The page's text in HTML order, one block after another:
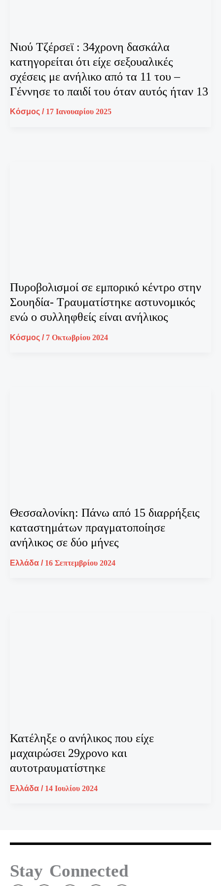
Νιού Τζέρσεϊ : 34χρονη δασκάλα
κατηγορείται ότι είχε σεξουαλικές
σχέσεις με ανήλικο από τα 11 του –
Γέννησε το παιδί του όταν αυτός ήταν 13
Κόσμος / 17 Ιανουαρίου 2025
Πυροβολισμοί σε εμπορικό κέντρο στην
Σουηδία- Τραυματίστηκε αστυνομικός
ενώ ο συλληφθείς είναι ανήλικος
Κόσμος / 7 Οκτωβρίου 2024
Θεσσαλονίκη: Πάνω από 15 διαρρήξεις
καταστημάτων πραγματοποίησε
ανήλικος σε δύο μήνες
Ελλάδα / 16 Σεπτεμβρίου 2024
Κατέληξε ο ανήλικος που είχε
μαχαιρώσει 29χρονο και
αυτοτραυματίστηκε
Ελλάδα / 14 Ιουλίου 2024
Stay Connected